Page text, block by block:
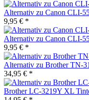
Alternativ zu Canon CLI-
9,95 € *
Alternativ zu Canon CLI-
9,95 € *
Alternativ zu Brother TN-
34,95 € *
Brother LC-3219Y XL